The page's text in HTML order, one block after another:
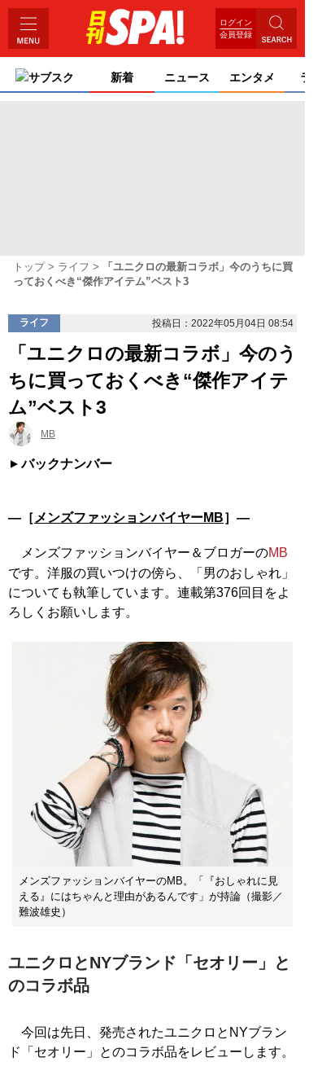
ログイン
会員登録
サブスク 新着 ニュース エンタメ ライ
トップ ライフ
「ユニクロの最新コラボ」今のうちに買
っておくべき“傑作アイテム”ベスト3
ライフ 投稿日：2022年05月04日 08:54
「ユニクロの最新コラボ」今のう
ちに買っておくべき“傑作アイテ
ム”ベスト3
MB
バックナンバー
―［ メンズファッションバイヤーMB］―
メンズファッションバイヤー＆ブロガーのMB
です。洋服の買いつけの傍ら、「男のおしゃれ」
についても執筆しています。連載第376回目をよ
ろしくお願いします。
メンズファッションバイヤーのMB。「『おしゃれに見
える』にはちゃんと理由があるんです」が持論（撮影／
難波雄史）
ユニクロとNYブランド「セオリー」と
のコラボ品
今回は先日、発売されたユニクロとNYブラン
ド「セオリー」とのコラボ品をレビューします。